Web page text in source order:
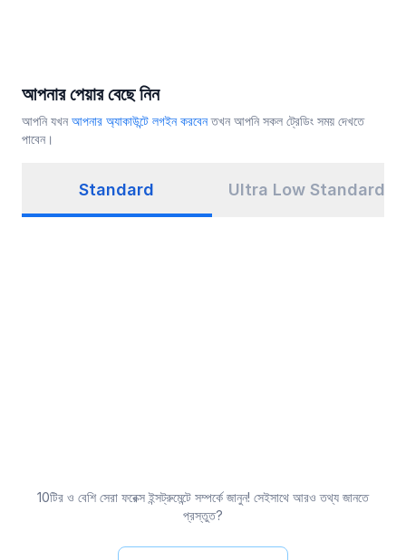
আপনার পেয়ার বেছে নিন
আপনি যখনআপনার অ্যাকাউন্টে লগইন করবেনতখন আপনি সকল ট্রেডিং সময় দেখতে
পাবেন।
Standard Ultra Low Standard
10টির ও বেশি সেরা ফরেক্স ইন্সট্রুমেন্টে সম্পর্কে জানুন! সেইসাথে আরও তথ্য জানতে
প্রস্তুত?